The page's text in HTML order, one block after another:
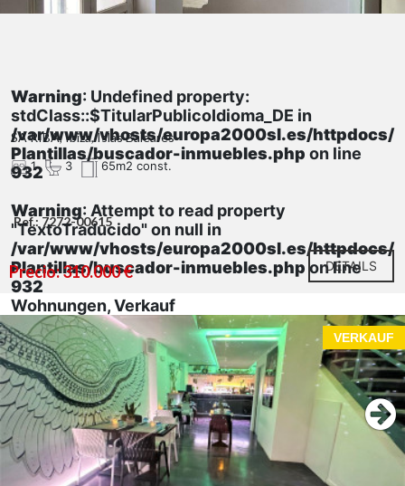
Warning: Undefined property:
stdClass::$TitularPublicoIdioma_DE in
/var/www/vhosts/europa2000sl.es/httpdocs/
Plantillas/buscador-inmuebles.php on line
932
Warning: Attempt to read property
"TextoTraducido" on null in
/var/www/vhosts/europa2000sl.es/httpdocs/
Plantillas/buscador-inmuebles.php on line
932
Wohnungen, Verkauf
SA RIBA, Ibiza, Islas Baleares
1 3 65m2 const.
Ref.: 7272-00615
Precio: 310.000 € DETAILS
VERKAUF